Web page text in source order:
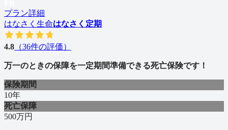
プラン詳細
はなさく生命はなさく定期
4.8 （36件の評価）
万一のときの保障を一定期間準備できる死亡保険です！
保険期間
10年
死亡保障
500万円